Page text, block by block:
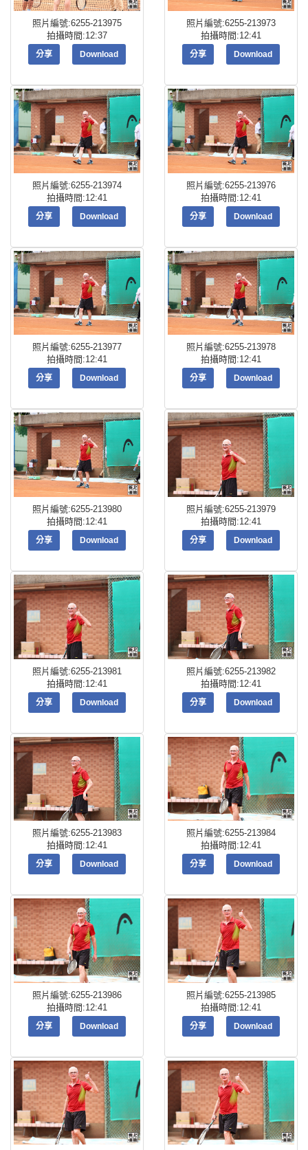
照片編號:6255-213975
拍攝時間:12:37
分享 Download
照片編號:6255-213973
拍攝時間:12:41
分享 Download
照片編號:6255-213974
拍攝時間:12:41
分享 Download
照片編號:6255-213976
拍攝時間:12:41
分享 Download
照片編號:6255-213977
拍攝時間:12:41
分享 Download
照片編號:6255-213978
拍攝時間:12:41
分享 Download
照片編號:6255-213980
拍攝時間:12:41
分享 Download
照片編號:6255-213979
拍攝時間:12:41
分享 Download
照片編號:6255-213981
拍攝時間:12:41
分享 Download
照片編號:6255-213982
拍攝時間:12:41
分享 Download
照片編號:6255-213983
拍攝時間:12:41
分享 Download
照片編號:6255-213984
拍攝時間:12:41
分享 Download
照片編號:6255-213986
拍攝時間:12:41
分享 Download
照片編號:6255-213985
拍攝時間:12:41
分享 Download